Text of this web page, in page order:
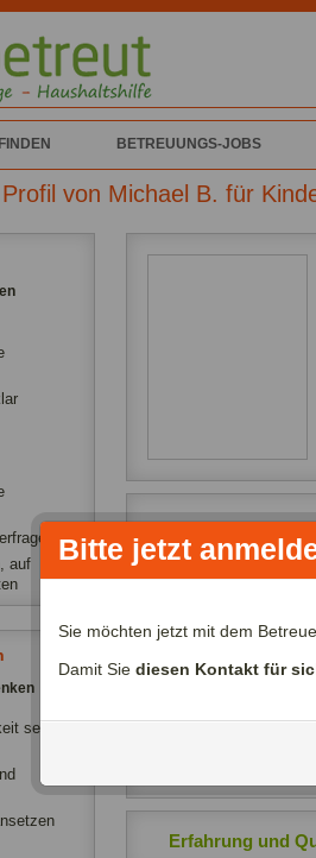
BETREUUNGS-JOBS
von Michael B. für
auf
sehr
Ich kann gleichzeitig
Über mich:
Seit 3 Jahren befinde
Erfahrung und
Bitte jetzt
Sie möchten jetzt mit dem
Damit Sie diesen Kontakt für